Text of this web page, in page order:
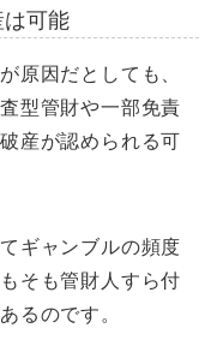
可能
原因だとしても、
型管財や一部免責
産が認められる可
ギャンブルの頻度
そも管財人すら付
るのです。